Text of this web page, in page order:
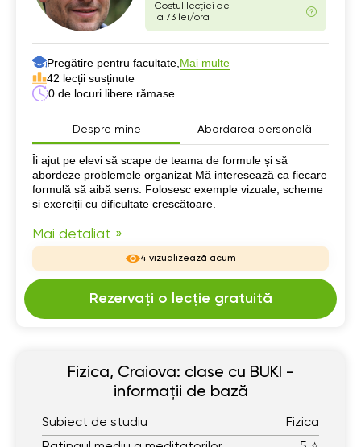
Costul lecției de
la 73 lei/oră
Pregătire pentru facultate, Mai multe
42 lecții susținute
0 de locuri libere rămase
Despre mine Abordarea personală
Despre mine
Îi ajut pe elevi să scape de teama de formule și să
abordeze problemele organizat Mă interesează ca fiecare
formulă să aibă sens. Folosesc exemple vizuale, scheme
și exerciții cu dificultate crescătoare.
Mai detaliat »
4 vizualizează acum
Rezervați o lecție gratuită
Fizica, Craiova: clase cu BUKI -
informații de bază
Subiect de studiu
Fizica